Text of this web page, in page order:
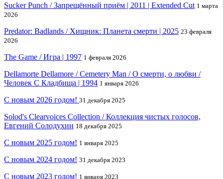
Sucker Punch / Запрещённый приём | 2011 | Extended Cut 1 марта
2026
Predator: Badlands / Хищник: Планета смерти | 2025 23 февраля
2026
The Game / Игра | 1997 1 февраля 2026
Dellamorte Dellamore / Cemetery Man / О смерти, о любви /
Человек С Кладбища | 1994 1 января 2026
С новым 2026 годом! 31 декабря 2025
Solod's Clearvoices Collection / Коллекция чистых голосов,
Евгений Солодухин 18 декабря 2025
С новым 2025 годом! 1 января 2025
С новым 2024 годом! 31 декабря 2023
С новым 2023 годом! 1 января 2023